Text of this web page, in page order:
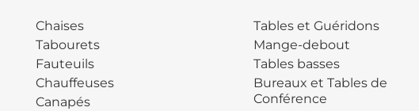
Chaises
Tabourets
Fauteuils
Chauffeuses
Canapés
Tables et Guéridons
Mange-debout
Tables basses
Bureaux et Tables de
Conférence